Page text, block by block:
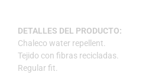
DETALLES DEL PRODUCTO:
Chaleco water repellent.
Tejido con fibras recicladas.
Regular fit.